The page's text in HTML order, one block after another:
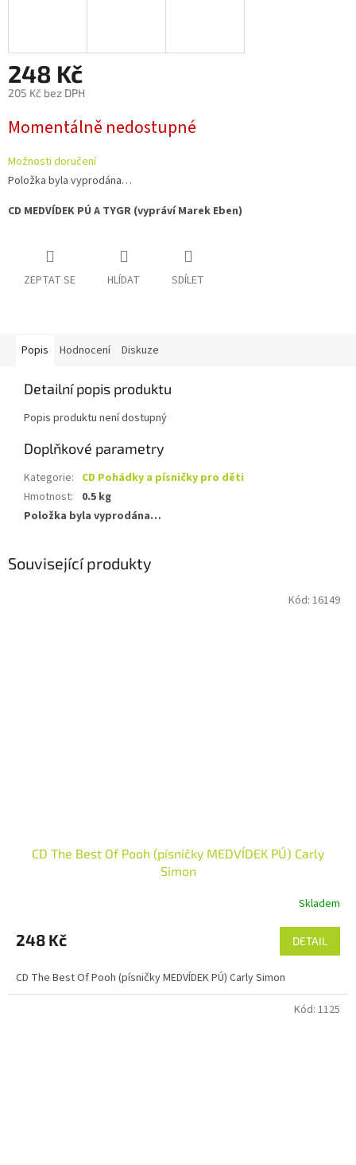
248 Kč
205 Kč bez DPH
cena:
Momentálně nedostupné
Možnosti doručení
Položka byla vyprodána…
CD MEDVÍDEK PÚ A TYGR (vypráví Marek Eben)
ZEPTAT SE HLÍDAT SDÍLET
Popis Hodnocení Diskuze
Detailní popis produktu
Popis produktu není dostupný
Doplňkové parametry
Kategorie: CD Pohádky a písničky pro děti
Hmotnost:
0.5 kg
Položka byla vyprodána…
Související produkty
CD The Best Of Pooh (písničky MEDVÍDEK PÚ) Carly
Simon
Skladem
248 Kč DETAIL
CD The Best Of Pooh (písničky MEDVÍDEK PÚ) Carly Simon
Kód: 16149
Kód: 1125